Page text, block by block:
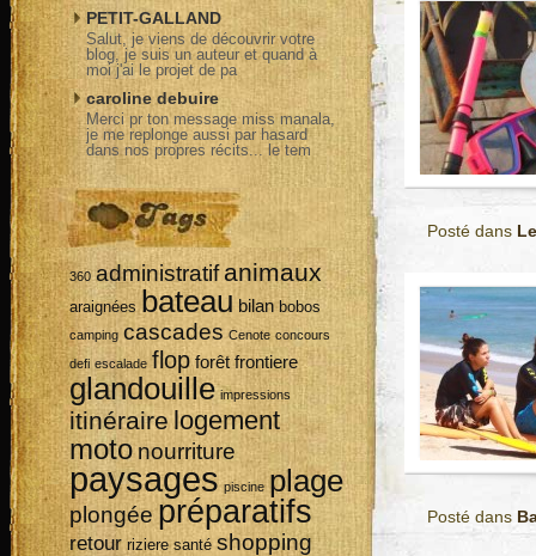
Posté dans
Posté dans
PETIT-GALLAND
Salut, je viens de découvrir votre
blog, je suis un auteur et quand à
moi j'ai le projet de pa
caroline debuire
Merci pr ton message miss manala,
je me replonge aussi par hasard
dans nos propres récits... le tem
360 administratifanimaux
araignées bateau bilan bobos
camping cascades Cenote concours
defi escalade flop forêt frontiere
glandouille impressions
itinéraire logement
moto nourriture
paysages piscine plage
plongée préparatifs
retour riziere santé shopping